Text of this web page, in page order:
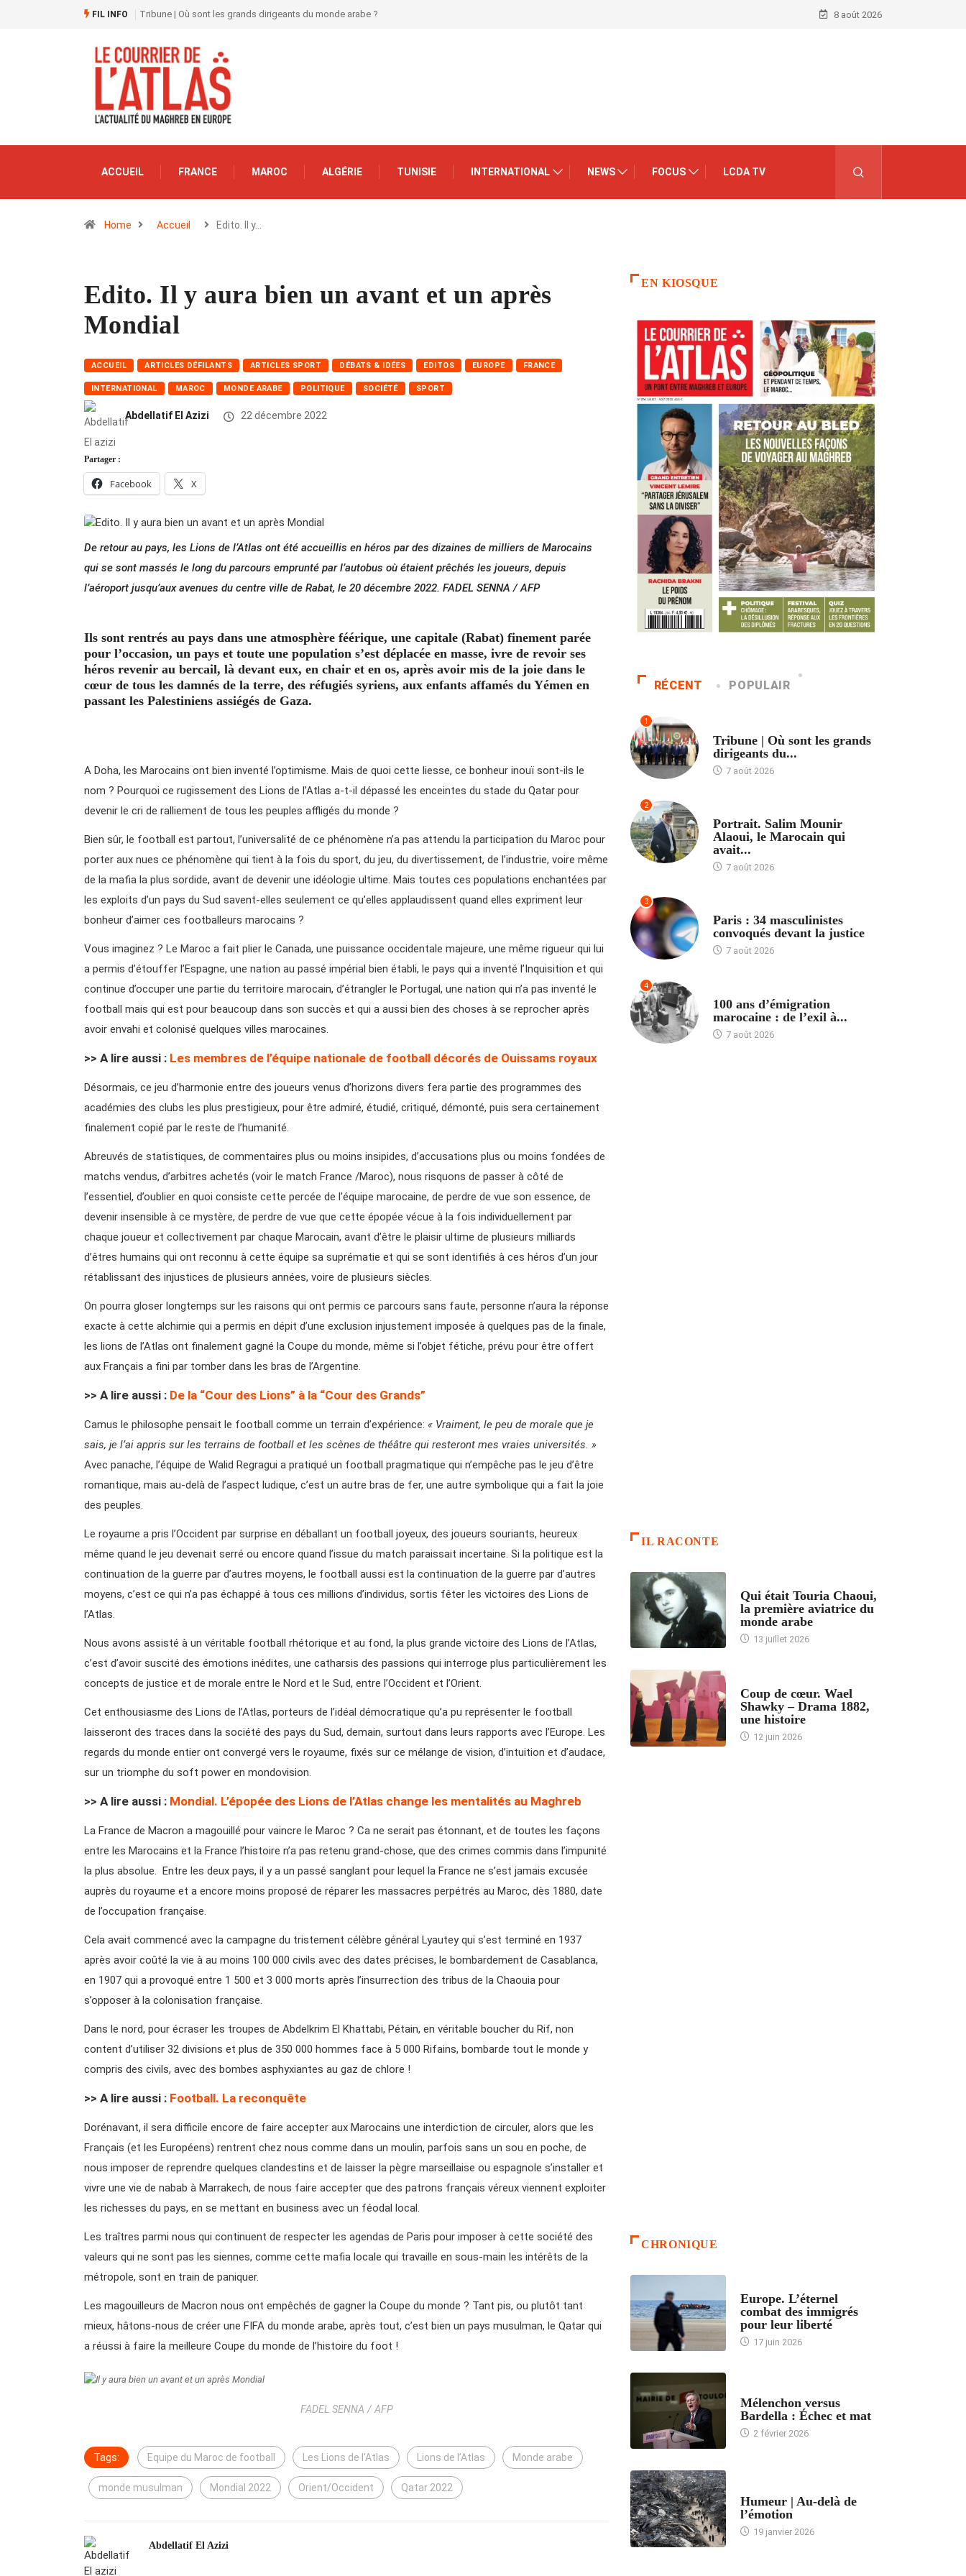
FIL INFO Tribune | Où sont les grands dirigeants du monde arabe ? 8 août 2026
ACCUEIL FRANCE MAROC ALGÉRIE TUNISIE INTERNATIONAL NEWS FOCUS LCDA TV
Home Accueil Edito. Il y…
Edito. Il y aura bien un avant et un après
Mondial
ACCUEIL ARTICLES DÉFILANTS ARTICLES SPORT DÉBATS & IDÉES EDITOS EUROPE FRANCE
INTERNATIONAL MAROC MONDE ARABE POLITIQUE SOCIÉTÉ SPORT
Abdellatif El Azizi 22 décembre 2022
Partager :
Facebook X
De retour au pays, les Lions de l’Atlas ont été accueillis en héros par des dizaines de milliers de Marocains
qui se sont massés le long du parcours emprunté par l’autobus où étaient prêchés les joueurs, depuis
l’aéroport jusqu’aux avenues du centre ville de Rabat, le 20 décembre 2022. FADEL SENNA / AFP
Ils sont rentrés au pays dans une atmosphère féérique, une capitale (Rabat) finement parée
pour l’occasion, un pays et toute une population s’est déplacée en masse, ivre de revoir ses
héros revenir au bercail, là devant eux, en chair et en os, après avoir mis de la joie dans le
cœur de tous les damnés de la terre, des réfugiés syriens, aux enfants affamés du Yémen en
passant les Palestiniens assiégés de Gaza.
A Doha, les Marocains ont bien inventé l’optimisme. Mais de quoi cette liesse, ce bonheur inouï sont-ils le
nom ? Pourquoi ce rugissement des Lions de l’Atlas a-t-il dépassé les enceintes du stade du Qatar pour
devenir le cri de ralliement de tous les peuples affligés du monde ?
Bien sûr, le football est partout, l’universalité de ce phénomène n’a pas attendu la participation du Maroc pour
porter aux nues ce phénomène qui tient à la fois du sport, du jeu, du divertissement, de l’industrie, voire même
de la mafia la plus sordide, avant de devenir une idéologie ultime. Mais toutes ces populations enchantées par
les exploits d’un pays du Sud savent-elles seulement ce qu’elles applaudissent quand elles expriment leur
bonheur d’aimer ces footballeurs marocains ?
Vous imaginez ? Le Maroc a fait plier le Canada, une puissance occidentale majeure, une même rigueur qui lui
a permis d’étouffer l’Espagne, une nation au passé impérial bien établi, le pays qui a inventé l’Inquisition et qui
continue d’occuper une partie du territoire marocain, d’étrangler le Portugal, une nation qui n’a pas inventé le
football mais qui est pour beaucoup dans son succès et qui a aussi bien des choses à se reprocher après
avoir envahi et colonisé quelques villes marocaines.
>> A lire aussi : Les membres de l’équipe nationale de football décorés de Ouissams royaux
Désormais, ce jeu d’harmonie entre des joueurs venus d’horizons divers fera partie des programmes des
académies des clubs les plus prestigieux, pour être admiré, étudié, critiqué, démonté, puis sera certainement
finalement copié par le reste de l’humanité.
Abreuvés de statistiques, de commentaires plus ou moins insipides, d’accusations plus ou moins fondées de
matchs vendus, d’arbitres achetés (voir le match France /Maroc), nous risquons de passer à côté de
l’essentiel, d’oublier en quoi consiste cette percée de l’équipe marocaine, de perdre de vue son essence, de
devenir insensible à ce mystère, de perdre de vue que cette épopée vécue à la fois individuellement par
chaque joueur et collectivement par chaque Marocain, avant d’être le plaisir ultime de plusieurs milliards
d’êtres humains qui ont reconnu à cette équipe sa suprématie et qui se sont identifiés à ces héros d’un jour
rétablissant des injustices de plusieurs années, voire de plusieurs siècles.
On pourra gloser longtemps sur les raisons qui ont permis ce parcours sans faute, personne n’aura la réponse
exacte à cette alchimie qui a permis en dépit d’une exclusion injustement imposée à quelques pas de la finale,
les lions de l’Atlas ont finalement gagné la Coupe du monde, même si l’objet fétiche, prévu pour être offert
aux Français a fini par tomber dans les bras de l’Argentine.
>> A lire aussi : De la “Cour des Lions” à la “Cour des Grands”
Camus le philosophe pensait le football comme un terrain d’expérience: « Vraiment, le peu de morale que je
sais, je l’ai appris sur les terrains de football et les scènes de théâtre qui resteront mes vraies universités. »
Avec panache, l’équipe de Walid Regragui a pratiqué un football pragmatique qui n’empêche pas le jeu d’être
romantique, mais au-delà de l’aspect ludique, c’est un autre bras de fer, une autre symbolique qui a fait la joie
des peuples.
Le royaume a pris l’Occident par surprise en déballant un football joyeux, des joueurs souriants, heureux
même quand le jeu devenait serré ou encore quand l’issue du match paraissait incertaine. Si la politique est la
continuation de la guerre par d’autres moyens, le football aussi est la continuation de la guerre par d’autres
moyens, c’est ce qui n’a pas échappé à tous ces millions d’individus, sortis fêter les victoires des Lions de
l’Atlas.
Nous avons assisté à un véritable football rhétorique et au fond, la plus grande victoire des Lions de l’Atlas,
c’est d’avoir suscité des émotions inédites, une catharsis des passions qui interroge plus particulièrement les
concepts de justice et de morale entre le Nord et le Sud, entre l’Occident et l’Orient.
Cet enthousiasme des Lions de l’Atlas, porteurs de l’idéal démocratique qu’a pu représenter le football
laisseront des traces dans la société des pays du Sud, demain, surtout dans leurs rapports avec l’Europe. Les
regards du monde entier ont convergé vers le royaume, fixés sur ce mélange de vision, d’intuition et d’audace,
sur un triomphe du soft power en mondovision.
>> A lire aussi : Mondial. L’épopée des Lions de l’Atlas change les mentalités au Maghreb
La France de Macron a magouillé pour vaincre le Maroc ? Ca ne serait pas étonnant, et de toutes les façons
entre les Marocains et la France l’histoire n’a pas retenu grand-chose, que des crimes commis dans l’impunité
la plus absolue. Entre les deux pays, il y a un passé sanglant pour lequel la France ne s’est jamais excusée
auprès du royaume et a encore moins proposé de réparer les massacres perpétrés au Maroc, dès 1880, date
de l’occupation française.
Cela avait commencé avec la campagne du tristement célèbre général Lyautey qui s’est terminé en 1937
après avoir coûté la vie à au moins 100 000 civils avec des dates précises, le bombardement de Casablanca,
en 1907 qui a provoqué entre 1 500 et 3 000 morts après l’insurrection des tribus de la Chaouia pour
s’opposer à la colonisation française.
Dans le nord, pour écraser les troupes de Abdelkrim El Khattabi, Pétain, en véritable boucher du Rif, non
content d’utiliser 32 divisions et plus de 350 000 hommes face à 5 000 Rifains, bombarde tout le monde y
compris des civils, avec des bombes asphyxiantes au gaz de chlore !
>> A lire aussi : Football. La reconquête
Dorénavant, il sera difficile encore de faire accepter aux Marocains une interdiction de circuler, alors que les
Français (et les Européens) rentrent chez nous comme dans un moulin, parfois sans un sou en poche, de
nous imposer de reprendre quelques clandestins et de laisser la pègre marseillaise ou espagnole s’installer et
vivre une vie de nabab à Marrakech, de nous faire accepter que des patrons français véreux viennent exploiter
les richesses du pays, en se mettant en business avec un féodal local.
Les traîtres parmi nous qui continuent de respecter les agendas de Paris pour imposer à cette société des
valeurs qui ne sont pas les siennes, comme cette mafia locale qui travaille en sous-main les intérêts de la
métropole, sont en train de paniquer.
Les magouilleurs de Macron nous ont empêchés de gagner la Coupe du monde ? Tant pis, ou plutôt tant
mieux, hâtons-nous de créer une FIFA du monde arabe, après tout, c’est bien un pays musulman, le Qatar qui
a réussi à faire la meilleure Coupe du monde de l’histoire du foot !
FADEL SENNA / AFP
Tags: Equipe du Maroc de football Les Lions de l'Atlas Lions de l’Atlas Monde arabe
monde musulman Mondial 2022 Orient/Occident Qatar 2022
Abdellatif El Azizi
EN KIOSQUE
RÉCENT POPULAIR
1
Tribune | Où sont les grands
dirigeants du...
7 août 2026
2
Portrait. Salim Mounir
Alaoui, le Marocain qui
avait...
7 août 2026
3
Paris : 34 masculinistes
convoqués devant la justice
7 août 2026
4
100 ans d’émigration
marocaine : de l’exil à...
7 août 2026
IL RACONTE
Qui était Touria Chaoui,
la première aviatrice du
monde arabe
13 juillet 2026
Coup de cœur. Wael
Shawky – Drama 1882,
une histoire
12 juin 2026
CHRONIQUE
Europe. L’éternel
combat des immigrés
pour leur liberté
17 juin 2026
Mélenchon versus
Bardella : Échec et mat
2 février 2026
Humeur | Au-delà de
l’émotion
19 janvier 2026